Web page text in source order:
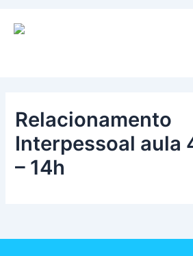
para
Relacionamento
Interpessoal aula
– 14h